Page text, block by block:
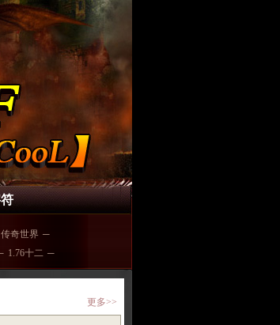
传奇世界 ─
1.76十二 ─
更多>>